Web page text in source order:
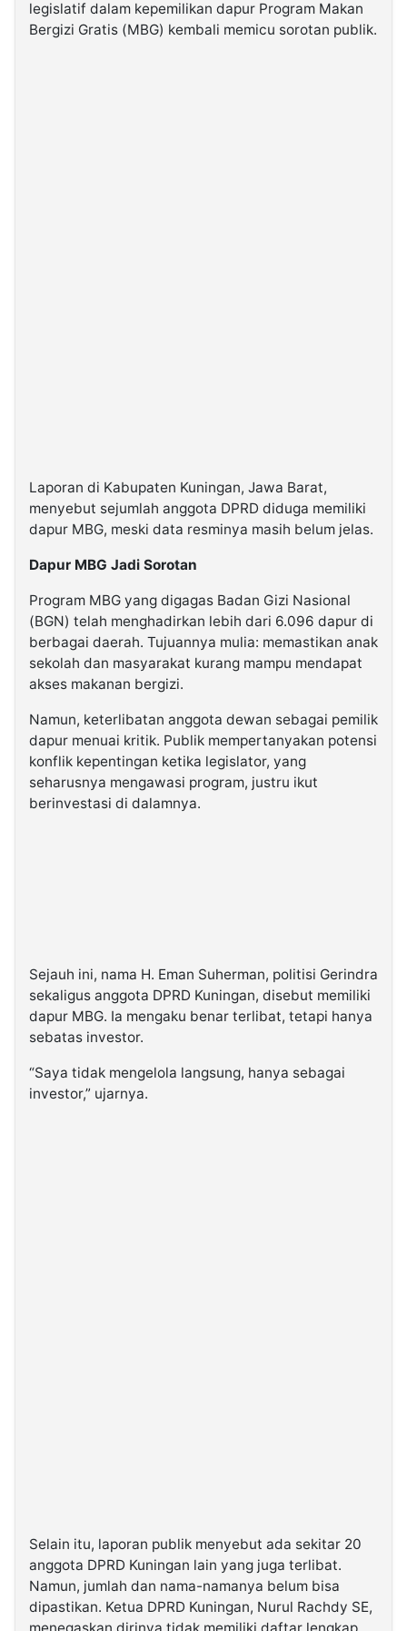
legislatif dalam kepemilikan dapur Program Makan
Bergizi Gratis (MBG) kembali memicu sorotan publik.
Laporan di Kabupaten Kuningan, Jawa Barat,
menyebut sejumlah anggota DPRD diduga memiliki
dapur MBG, meski data resminya masih belum jelas.
Dapur MBG Jadi Sorotan
Program MBG yang digagas Badan Gizi Nasional
(BGN) telah menghadirkan lebih dari 6.096 dapur di
berbagai daerah. Tujuannya mulia: memastikan anak
sekolah dan masyarakat kurang mampu mendapat
akses makanan bergizi.
Namun, keterlibatan anggota dewan sebagai pemilik
dapur menuai kritik. Publik mempertanyakan potensi
konflik kepentingan ketika legislator, yang
seharusnya mengawasi program, justru ikut
berinvestasi di dalamnya.
Sejauh ini, nama H. Eman Suherman, politisi Gerindra
sekaligus anggota DPRD Kuningan, disebut memiliki
dapur MBG. Ia mengaku benar terlibat, tetapi hanya
sebatas investor.
“Saya tidak mengelola langsung, hanya sebagai
investor,” ujarnya.
Selain itu, laporan publik menyebut ada sekitar 20
anggota DPRD Kuningan lain yang juga terlibat.
Namun, jumlah dan nama-namanya belum bisa
dipastikan. Ketua DPRD Kuningan, Nurul Rachdy SE,